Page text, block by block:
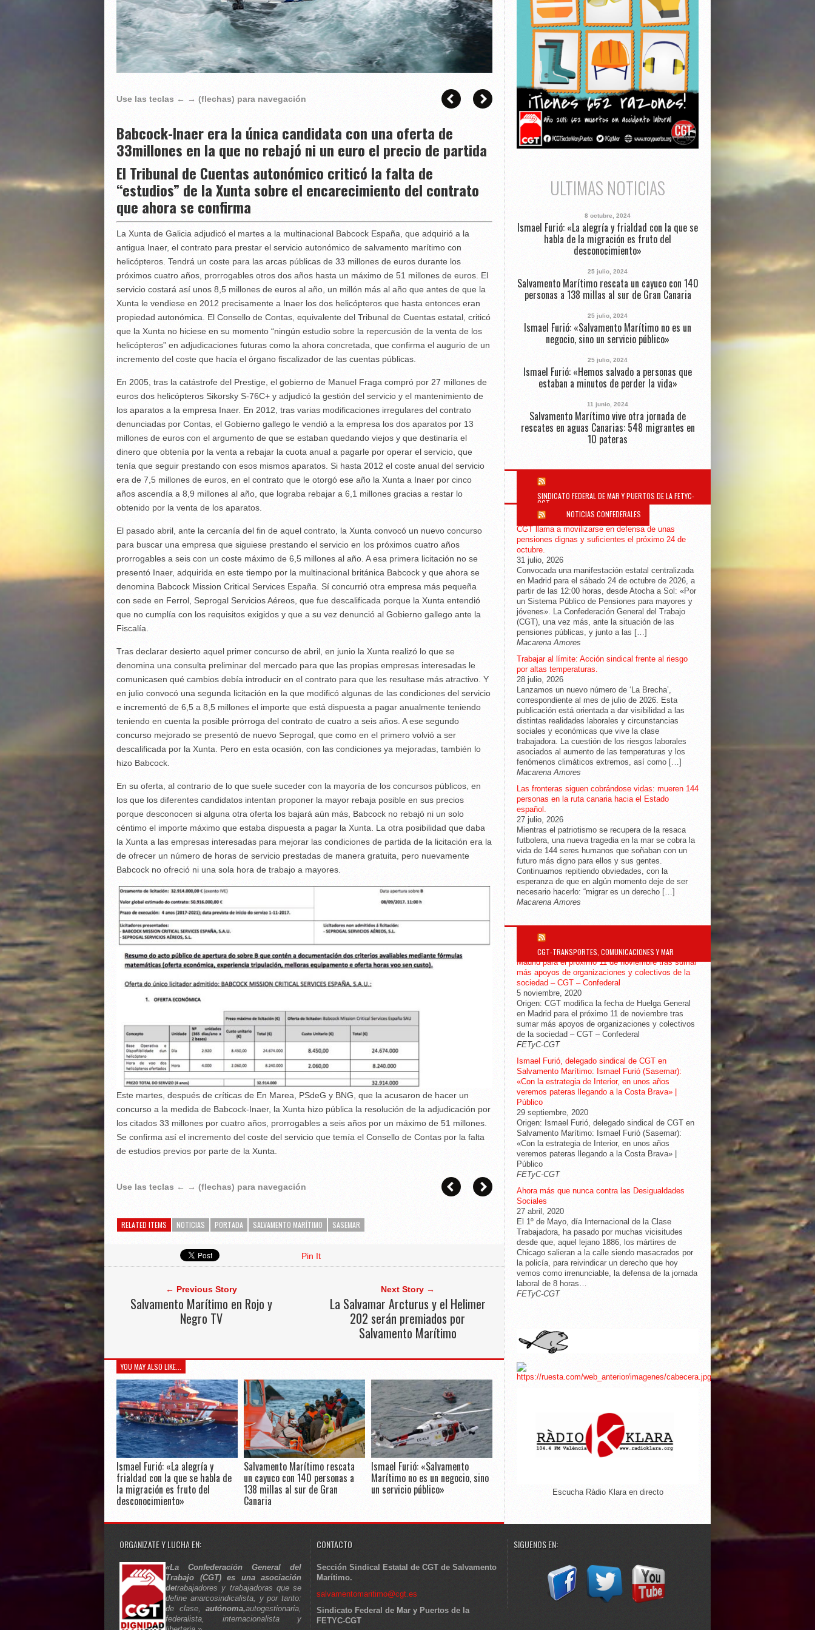
Use las teclas ← → (flechas) para navegación
Babcock-Inaer era la única candidata con una oferta de
33millones en la que no rebajó ni un euro el precio de partida
El Tribunal de Cuentas autonómico criticó la falta de
“estudios” de la Xunta sobre el encarecimiento del contrato
que ahora se confirma
La Xunta de Galicia adjudicó el martes a la multinacional Babcock España, que adquirió a la
antigua Inaer, el contrato para prestar el servicio autonómico de salvamento marítimo con
helicópteros. Tendrá un coste para las arcas públicas de 33 millones de euros durante los
próximos cuatro años, prorrogables otros dos años hasta un máximo de 51 millones de euros. El
servicio costará así unos 8,5 millones de euros al año, un millón más al año que antes de que la
Xunta le vendiese en 2012 precisamente a Inaer los dos helicópteros que hasta entonces eran
propiedad autonómica. El Consello de Contas, equivalente del Tribunal de Cuentas estatal, criticó
que la Xunta no hiciese en su momento “ningún estudio sobre la repercusión de la venta de los
helicópteros” en adjudicaciones futuras como la ahora concretada, que confirma el augurio de un
incremento del coste que hacía el órgano fiscalizador de las cuentas públicas.
En 2005, tras la catástrofe del Prestige, el gobierno de Manuel Fraga compró por 27 millones de
euros dos helicópteros Sikorsky S-76C+ y adjudicó la gestión del servicio y el mantenimiento de
los aparatos a la empresa Inaer. En 2012, tras varias modificaciones irregulares del contrato
denunciadas por Contas, el Gobierno gallego le vendió a la empresa los dos aparatos por 13
millones de euros con el argumento de que se estaban quedando viejos y que destinaría el
dinero que obtenía por la venta a rebajar la cuota anual a pagarle por operar el servicio, que
tenía que seguir prestando con esos mismos aparatos. Si hasta 2012 el coste anual del servicio
era de 7,5 millones de euros, en el contrato que le otorgó ese año la Xunta a Inaer por cinco
años ascendía a 8,9 millones al año, que lograba rebajar a 6,1 millones gracias a restar lo
obtenido por la venta de los aparatos.
El pasado abril, ante la cercanía del fin de aquel contrato, la Xunta convocó un nuevo concurso
para buscar una empresa que siguiese prestando el servicio en los próximos cuatro años
prorrogables a seis con un coste máximo de 6,5 millones al año. A esa primera licitación no se
presentó Inaer, adquirida en este tiempo por la multinacional británica Babcock y que ahora se
denomina Babcock Mission Critical Services España. Sí concurrió otra empresa más pequeña
con sede en Ferrol, Seprogal Servicios Aéreos, que fue descalificada porque la Xunta entendió
que no cumplía con los requisitos exigidos y que a su vez denunció al Gobierno gallego ante la
Fiscalía.
Tras declarar desierto aquel primer concurso de abril, en junio la Xunta realizó lo que se
denomina una consulta preliminar del mercado para que las propias empresas interesadas le
comunicasen qué cambios debía introducir en el contrato para que les resultase más atractivo. Y
en julio convocó una segunda licitación en la que modificó algunas de las condiciones del servicio
e incrementó de 6,5 a 8,5 millones el importe que está dispuesta a pagar anualmente teniendo
teniendo en cuenta la posible prórroga del contrato de cuatro a seis años. A ese segundo
concurso mejorado se presentó de nuevo Seprogal, que como en el primero volvió a ser
descalificada por la Xunta. Pero en esta ocasión, con las condiciones ya mejoradas, también lo
hizo Babcock.
En su oferta, al contrario de lo que suele suceder con la mayoría de los concursos públicos, en
los que los diferentes candidatos intentan proponer la mayor rebaja posible en sus precios
porque desconocen si alguna otra oferta los bajará aún más, Babcock no rebajó ni un solo
céntimo el importe máximo que estaba dispuesta a pagar la Xunta. La otra posibilidad que daba
la Xunta a las empresas interesadas para mejorar las condiciones de partida de la licitación era la
de ofrecer un número de horas de servicio prestadas de manera gratuita, pero nuevamente
Babcock no ofreció ni una sola hora de trabajo a mayores.
Este martes, después de críticas de En Marea, PSdeG y BNG, que la acusaron de hacer un
concurso a la medida de Babcock-Inaer, la Xunta hizo pública la resolución de la adjudicación por
los citados 33 millones por cuatro años, prorrogables a seis años por un máximo de 51 millones.
Se confirma así el incremento del coste del servicio que temía el Consello de Contas por la falta
de estudios previos por parte de la Xunta.
Use las teclas ← → (flechas) para navegación
RELATED ITEMS NOTICIAS PORTADA SALVAMENTO MARÍTIMO SASEMAR
Pin It
← Previous Story
Salvamento Marítimo en Rojo y
Negro TV
Next Story →
La Salvamar Arcturus y el Helimer
202 serán premiados por
Salvamento Marítimo
YOU MAY ALSO LIKE...
Ismael Furió: «La alegría y
frialdad con la que se habla de
la migración es fruto del
desconocimiento»
Salvamento Marítimo rescata
un cayuco con 140 personas a
138 millas al sur de Gran
Canaria
Ismael Furió: «Salvamento
Marítimo no es un negocio, sino
un servicio público»
ULTIMAS NOTICIAS
8 octubre, 2024
Ismael Furió: «La alegría y frialdad con la que se
habla de la migración es fruto del
desconocimiento»
25 julio, 2024
Salvamento Marítimo rescata un cayuco con 140
personas a 138 millas al sur de Gran Canaria
25 julio, 2024
Ismael Furió: «Salvamento Marítimo no es un
negocio, sino un servicio público»
25 julio, 2024
Ismael Furió: «Hemos salvado a personas que
estaban a minutos de perder la vida»
11 junio, 2024
Salvamento Marítimo vive otra jornada de
rescates en aguas Canarias: 548 migrantes en
10 pateras
SINDICATO FEDERAL DE MAR Y PUERTOS DE LA FETYC-
CGT
NOTICIAS CONFEDERALES
CGT llama a movilizarse en defensa de unas
pensiones dignas y suficientes el próximo 24 de
octubre.
31 julio, 2026
Convocada una manifestación estatal centralizada
en Madrid para el sábado 24 de octubre de 2026, a
partir de las 12:00 horas, desde Atocha a Sol: «Por
un Sistema Público de Pensiones para mayores y
jóvenes». La Confederación General del Trabajo
(CGT), una vez más, ante la situación de las
pensiones públicas, y junto a las […]
Macarena Amores
Trabajar al límite: Acción sindical frente al riesgo
por altas temperaturas.
28 julio, 2026
Lanzamos un nuevo número de ‘La Brecha’,
correspondiente al mes de julio de 2026. Esta
publicación está orientada a dar visibilidad a las
distintas realidades laborales y circunstancias
sociales y económicas que vive la clase
trabajadora. La cuestión de los riesgos laborales
asociados al aumento de las temperaturas y los
fenómenos climáticos extremos, así como […]
Macarena Amores
Las fronteras siguen cobrándose vidas: mueren 144
personas en la ruta canaria hacia el Estado
español.
27 julio, 2026
Mientras el patriotismo se recupera de la resaca
futbolera, una nueva tragedia en la mar se cobra la
vida de 144 seres humanos que soñaban con un
futuro más digno para ellos y sus gentes.
Continuamos repitiendo obviedades, con la
esperanza de que en algún momento deje de ser
necesario hacerlo: “migrar es un derecho […]
Macarena Amores
CGT-TRANSPORTES, COMUNICACIONES Y MAR
CGT modifica la fecha de Huelga General en
Madrid para el próximo 11 de noviembre tras sumar
más apoyos de organizaciones y colectivos de la
sociedad – CGT – Confederal
5 noviembre, 2020
Origen: CGT modifica la fecha de Huelga General
en Madrid para el próximo 11 de noviembre tras
sumar más apoyos de organizaciones y colectivos
de la sociedad – CGT – Confederal
FETyC-CGT
Ismael Furió, delegado sindical de CGT en
Salvamento Marítimo: Ismael Furió (Sasemar):
«Con la estrategia de Interior, en unos años
veremos pateras llegando a la Costa Brava» |
Público
29 septiembre, 2020
Origen: Ismael Furió, delegado sindical de CGT en
Salvamento Marítimo: Ismael Furió (Sasemar):
«Con la estrategia de Interior, en unos años
veremos pateras llegando a la Costa Brava» |
Público
FETyC-CGT
Ahora más que nunca contra las Desigualdades
Sociales
27 abril, 2020
El 1º de Mayo, día Internacional de la Clase
Trabajadora, ha pasado por muchas vicisitudes
desde que, aquel lejano 1886, los mártires de
Chicago salieran a la calle siendo masacrados por
la policía, para reivindicar un derecho que hoy
vemos como irrenunciable, la defensa de la jornada
laboral de 8 horas…
FETyC-CGT
Escucha Ràdio Klara en directo
ORGANIZATE Y LUCHA EN:
«La Confederación General del
Trabajo (CGT) es una asociación
detrabajadores y trabajadoras que se
define anarcosindicalista, y por tanto:
de clase, autónoma,autogestionaria,
federalista, internacionalista y
CONTACTO
Sección Sindical Estatal de CGT de Salvamento
Marítimo.
salvamentomaritimo@cgt.es
Sindicato Federal de Mar y Puertos de la
FETYC-CGT
SIGUENOS EN: